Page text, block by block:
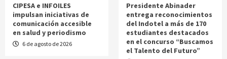
CIPESA e INFOILES
impulsan iniciativas de
comunicación accesible
en salud y periodismo
6 de agosto de 2026
Presidente Abinader
entrega reconocimientos
del Indotel a más de 170
estudiantes destacados
en el concurso “Buscamos
el Talento del Futuro”